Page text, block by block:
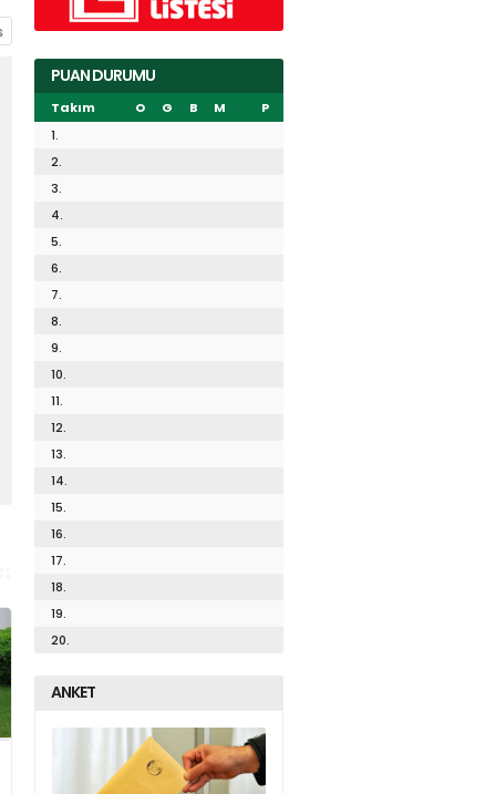
PUAN DURUMU
Takım O G B M
P
1.
2.
3.
4.
5.
6.
7.
8.
9.
10.
11.
12.
13.
14.
15.
16.
17.
18.
19.
20.
ANKET